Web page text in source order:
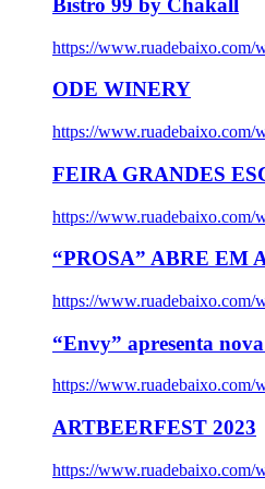
Bistro 99 by Chakall
https://www.ruadebaixo.com/
ODE WINERY
https://www.ruadebaixo.com/
FEIRA GRANDES
https://www.ruadebaixo.com/
“PROSA” ABRE EM
https://www.ruadebaixo.com/
“Envy” apresenta
https://www.ruadebaixo.com/
ARTBEERFEST 2023
https://www.ruadebaixo.com/